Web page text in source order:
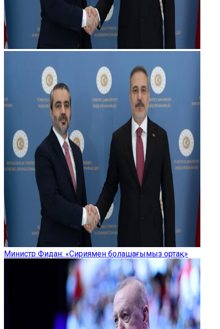
Министр Фидан: «Сириямен болашағымыз ортақ»